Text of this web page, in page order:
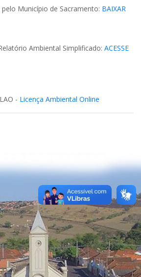
Município de Sacramento: BAIXAR
Ambiental Simplificado: ACESSE
- Licença Ambiental Online